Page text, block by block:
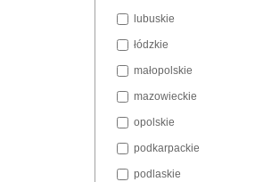
lubuskie
łódzkie
małopolskie
mazowieckie
opolskie
podkarpackie
podlaskie